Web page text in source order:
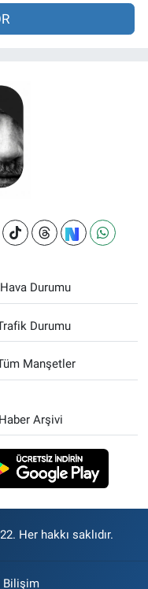
Hava Durumu
Durumu
Manşetler
Haber Arşivi
Her hakkı saklıdır.
Bilişim